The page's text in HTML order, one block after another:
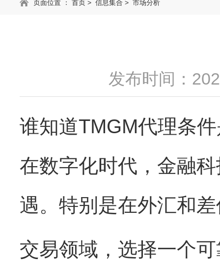
页面位置 ： 首页 > 信息集合 > 市场分析
发布时间：
谁知道TMGM代理条
在数字化时代，金融
遇。特别是在外汇和
交易领域，选择一个